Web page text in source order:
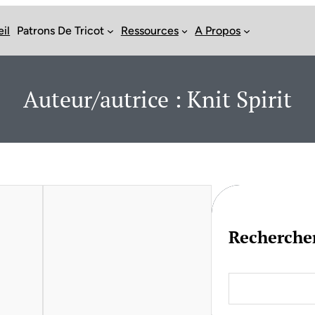
Patrons De Tricot Ressources A Propos
Auteur/autrice : Knit Spirit
a